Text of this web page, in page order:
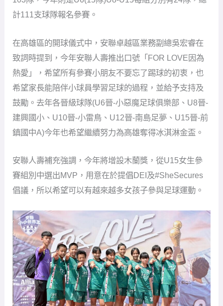
熱愛」，希望所有參賽小朋友不要忘了踢球的初衷，也
希望家長能陪伴小球員學習足球的過程，並給予支持及
建興國小、U10晉-小雷鳥、U12晉-南島足夢、U15晉-前
鎮國中A)今年也希望繼續努力為高雄奪得冰淇淋金盃。
安聯人壽補充強調，今年將增設木蘭獎，從U15女生參
賽組別中選出MVP，用意在於提倡DEI及#SheSecures
倡議，所以希望可以有越來越多女孩子參與足球運動。
安聯小小世界盃首站在高雄開踢。（圖：迷你足協提
供）
去(2024)年冠軍隊U6-新北區-TFA U6米蘭旗艦隊、U8-花